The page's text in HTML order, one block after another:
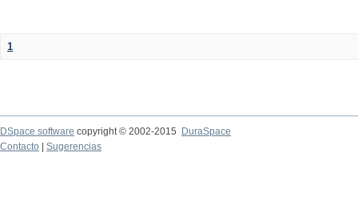
1
DSpace software copyright © 2002-2015
DuraSpace
Contacto
Sugerencias